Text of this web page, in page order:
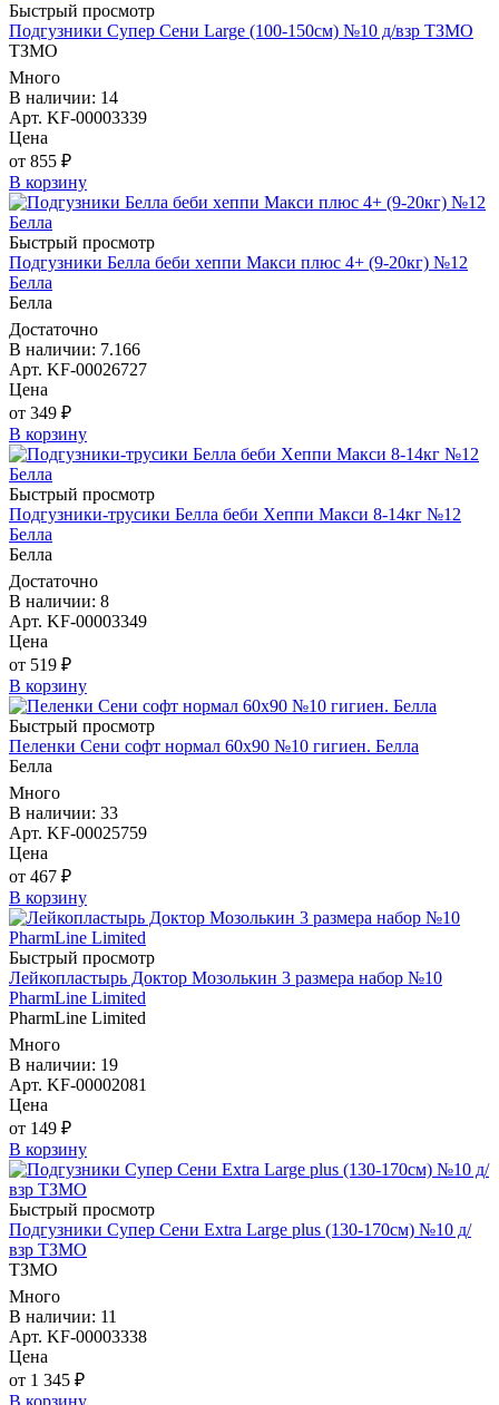
Быстрый просмотр
Подгузники Супер Сени Large (100-150см) №10 д/взр ТЗМО
ТЗМО
Много
В наличии: 14
Арт. KF-00003339
Цена
от 855 ₽
В корзину
Быстрый просмотр
Подгузники Белла беби хеппи Макси плюс 4+ (9-20кг) №12
Белла
Белла
Достаточно
В наличии: 7.166
Арт. KF-00026727
Цена
от 349 ₽
В корзину
Быстрый просмотр
Подгузники-трусики Белла беби Хеппи Макси 8-14кг №12
Белла
Белла
Достаточно
В наличии: 8
Арт. KF-00003349
Цена
от 519 ₽
В корзину
Быстрый просмотр
Пеленки Сени софт нормал 60х90 №10 гигиен. Белла
Белла
Много
В наличии: 33
Арт. KF-00025759
Цена
от 467 ₽
В корзину
Быстрый просмотр
Лейкопластырь Доктор Мозолькин 3 размера набор №10
PharmLine Limited
PharmLine Limited
Много
В наличии: 19
Арт. KF-00002081
Цена
от 149 ₽
В корзину
Быстрый просмотр
Подгузники Супер Сени Extra Large plus (130-170см) №10 д/
взр ТЗМО
ТЗМО
Много
В наличии: 11
Арт. KF-00003338
Цена
от 1 345 ₽